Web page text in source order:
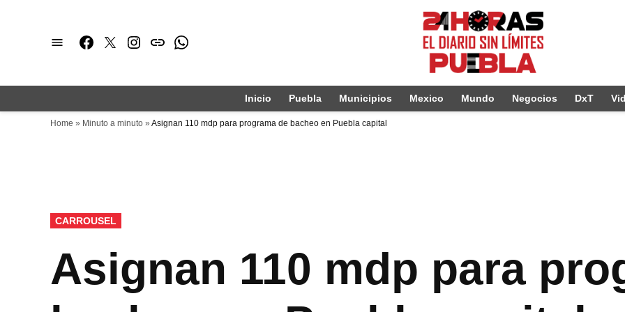
Facebook
TwitterInstagram
issuuWhatsapp
Inicio Puebla Municipios Mexico Mundo Negocios DxT
Home » Minuto a minuto » Asignan 110 mdp para programa de bacheo en Puebla capital
PUBLICADO
EN
CARROUSEL
Asignan 110 mdp para